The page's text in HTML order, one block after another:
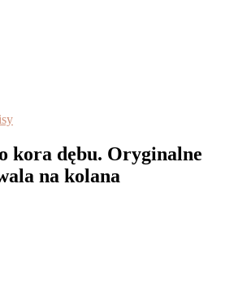
kora dębu. Oryginalne
na kolana